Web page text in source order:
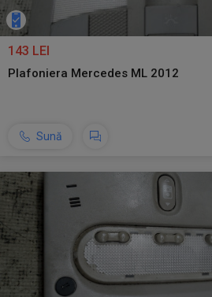
143 LEI
Plafoniera Mercedes ML 2012
Sună